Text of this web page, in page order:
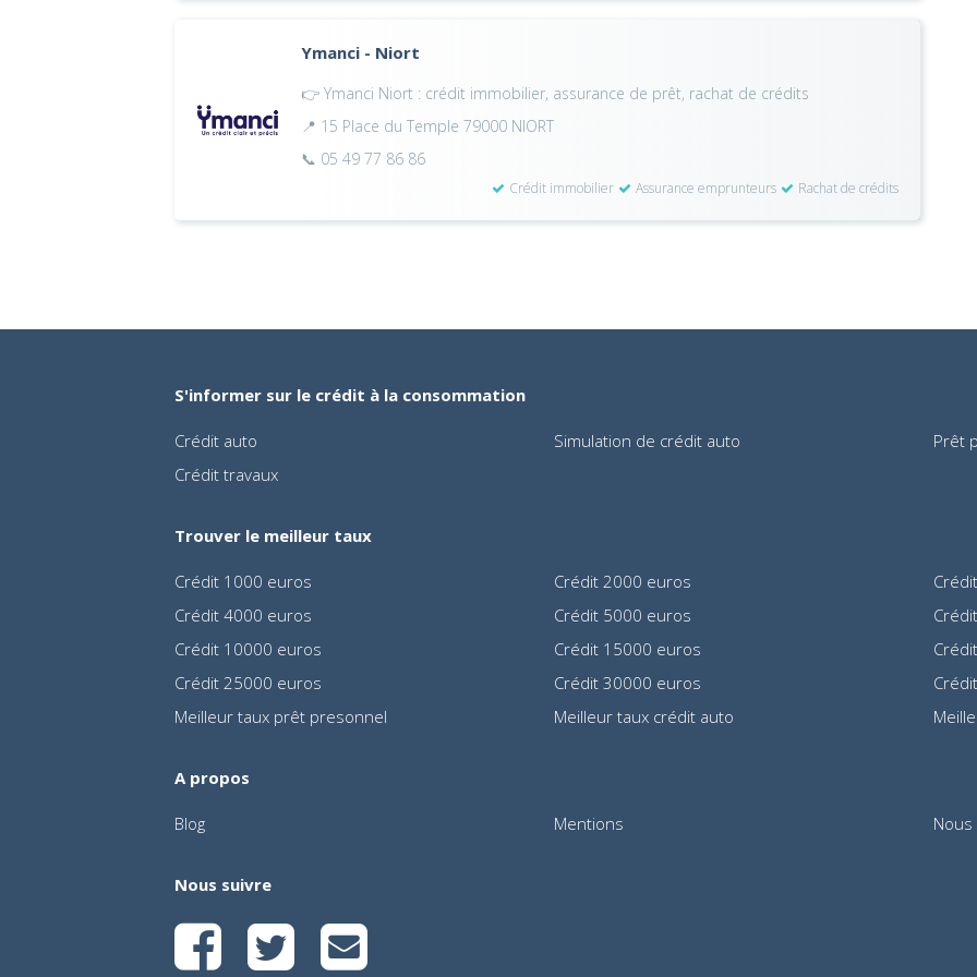
Ymanci - Niort
👉 Ymanci Niort : crédit immobilier, assurance de prêt, rachat de crédits
📍 15 Place du Temple 79000 NIORT
📞 05 49 77 86 86
Crédit immobilier Assurance emprunteurs Rachat de crédits
S'informer sur le crédit à la consommation
Crédit auto Simulation de crédit auto
Prêt
Crédit travaux
Trouver le meilleur taux
Crédit 1000 euros Crédit 2000 euros
Crédit 4000 euros
Crédit 5000 euros
Crédit 10000 euros
Crédit 15000 euros
Crédit 25000 euros
Crédit 30000 euros
Meilleur taux prêt presonnel
Meilleur taux crédit auto
A propos
Blog Mentions
Nous suivre